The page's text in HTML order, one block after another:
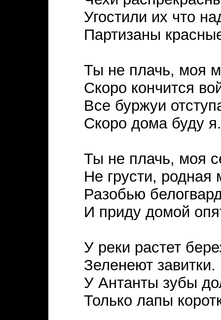
Угостили их что
Партизаны
Ты не плачь, моя
Скоро кончится
Все буржуи
Скоро дома буду я.
Ты не плачь, моя
Не грусти, родная
Разобью
И приду домой
У реки растет
Зеленеют завитки.
У Антанты зубы
Только лапы